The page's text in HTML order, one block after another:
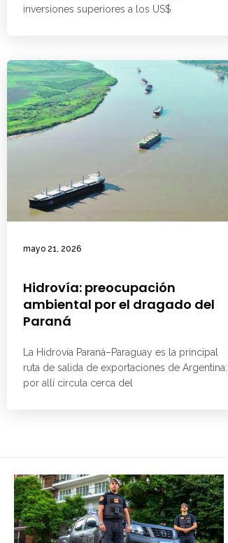
inversiones superiores a los US$
mayo 21, 2026
Hidrovía: preocupación
ambiental por el dragado del
Paraná
La Hidrovía Paraná–Paraguay es la principal
ruta de salida de exportaciones de Argentina:
por allí circula cerca del